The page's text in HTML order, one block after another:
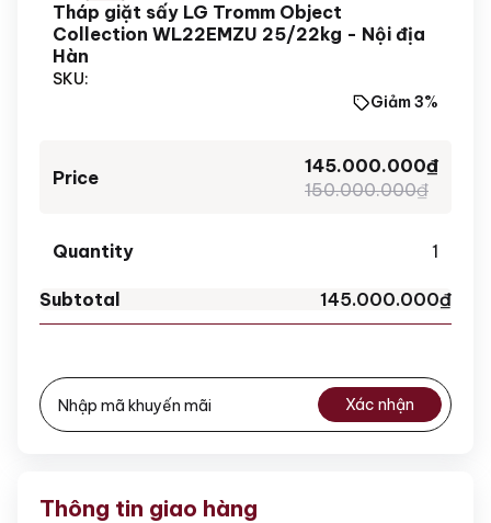
Tháp giặt sấy LG Tromm Object
Collection WL22EMZU 25/22kg - Nội địa
Hàn
SKU:
Giảm 3%
150.000.000₫
145.000.000₫
1
145.000.000₫
Xác nhận
Thông tin giao hàng